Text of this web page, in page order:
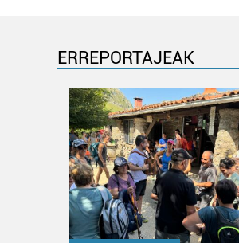
ERREPORTAJEAK